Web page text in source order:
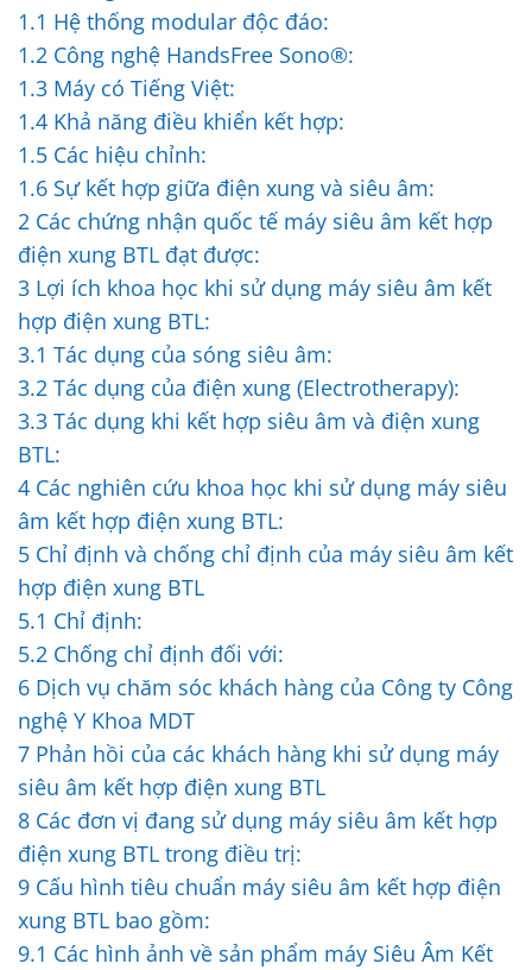
1.1 Hệ thống modular độc đáo:
1.2 Công nghệ HandsFree Sono®:
1.3 Máy có Tiếng Việt:
1.4 Khả năng điều khiển kết hợp:
1.5 Các hiệu chỉnh:
1.6 Sự kết hợp giữa điện xung và siêu âm:
2 Các chứng nhận quốc tế máy siêu âm kết hợp
điện xung BTL đạt được:
3 Lợi ích khoa học khi sử dụng máy siêu âm kết
hợp điện xung BTL:
3.1 Tác dụng của sóng siêu âm:
3.2 Tác dụng của điện xung (Electrotherapy):
3.3 Tác dụng khi kết hợp siêu âm và điện xung
BTL:
4 Các nghiên cứu khoa học khi sử dụng máy siêu
âm kết hợp điện xung BTL:
5 Chỉ định và chống chỉ định của máy siêu âm kết
hợp điện xung BTL
5.1 Chỉ định:
5.2 Chống chỉ định đối với:
6 Dịch vụ chăm sóc khách hàng của Công ty Công
nghệ Y Khoa MDT
7 Phản hồi của các khách hàng khi sử dụng máy
siêu âm kết hợp điện xung BTL
8 Các đơn vị đang sử dụng máy siêu âm kết hợp
điện xung BTL trong điều trị:
9 Cấu hình tiêu chuẩn máy siêu âm kết hợp điện
xung BTL bao gồm:
9.1 Các hình ảnh về sản phẩm máy Siêu Âm Kết